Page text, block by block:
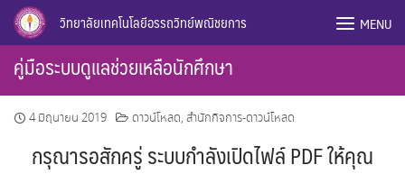
Skip
content
วิทยาลัยเทคโนโลยีอรรถวิทย์พณิชยการ MENU
คู่มือระบบดูแลช่วยเหลือนักศึกษา
4 มิถุนายน 2019 ดาวน์โหลด, สำนักกิจการ-ดาวน์โหลด
กรุณารอสักครู่ ระบบกำลังเปิดไฟล์ PDF ให้คุณ